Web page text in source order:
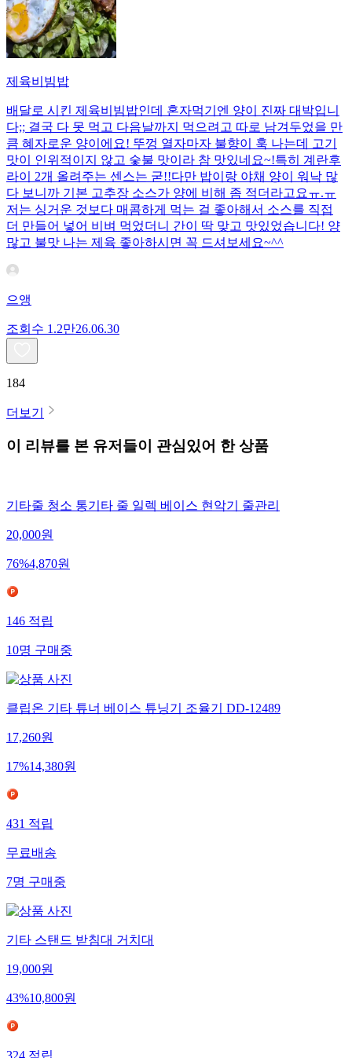
제육비빔밥
배달로 시킨 제육비빔밥인데 혼자먹기엔 양이 진짜 대박입니
다;; 결국 다 못 먹고 다음날까지 먹으려고 따로 남겨두었을 만
큼 혜자로운 양이에요! 뚜껑 열자마자 불향이 훅 나는데 고기
맛이 인위적이지 않고 숯불 맛이라 참 맛있네요~!특히 계란후
라이 2개 올려주는 센스는 굳!! ​다만 밥이랑 야채 양이 워낙 많
다 보니까 기본 고추장 소스가 양에 비해 좀 적더라고요ㅠ.ㅠ
저는 싱거운 것보다 매콤하게 먹는 걸 좋아해서 소스를 직접
더 만들어 넣어 비벼 먹었더니 간이 딱 맞고 맛있었습니다! 양
많고 불맛 나는 제육 좋아하시면 꼭 드셔보세요~^^
으앵
조회수 1.2만26.06.30
184
더보기
이 리뷰를 본 유저들이 관심있어 한 상품
기타줄 청소 통기타 줄 일렉 베이스 현악기 줄관리
20,000원
76%4,870원
146 적립
10명 구매중
클립온 기타 튜너 베이스 튜닝기 조율기 DD-12489
17,260원
17%14,380원
431 적립
무료배송
7명 구매중
기타 스탠드 받침대 거치대
19,000원
43%10,800원
324 적립